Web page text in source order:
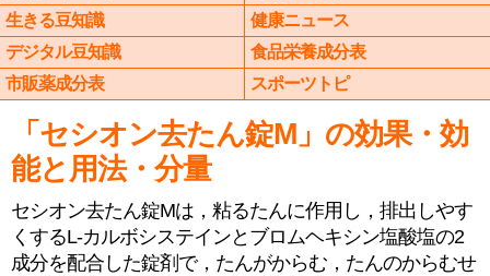
生きる豆知識
健康ニュース
デジタル豆知識
食品栄養成分表
市販薬成分表
スポーツトピ
「セシオン去たん錠M」の効果・効
能と用法・分量
セシオン去たん錠Mは，粘るたんに作用し，排出しやす
くするL-カルボシステインとブロムヘキシン塩酸塩の2
成分を配合した錠剤で，たんがからむ，たんのからむせ